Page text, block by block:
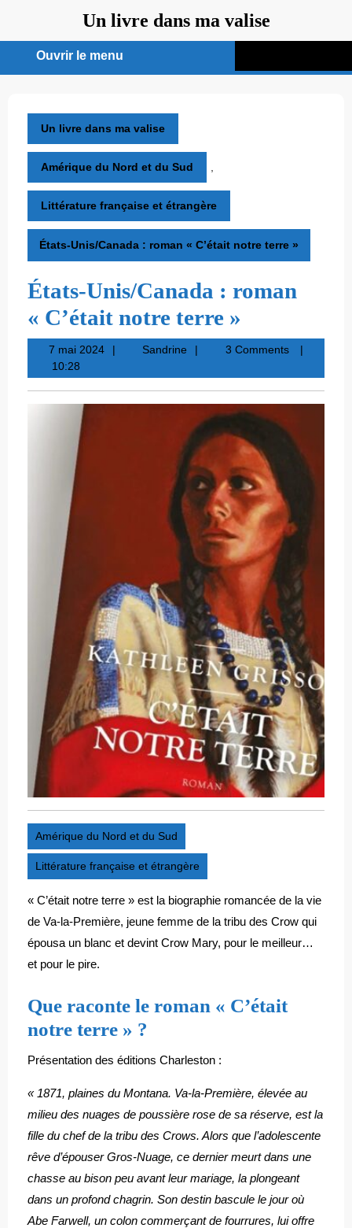
contenu
Un livre dans ma valise
Ouvrir le menu
menu
Un livre dans ma valise
Amérique du Nord et du Sud
Littérature française et étrangère
États-Unis/Canada : roman « C’était notre terre »
États-Unis/Canada : roman
« C’était notre terre »
7 mai 20247
2024
SandrineSandrine3 Comments
10:28
Amérique du Nord et du Sud
Littérature française et étrangère
« C’était notre terre » est la biographie romancée de la vie
de Va-la-Première, jeune femme de la tribu des Crow qui
épousa un blanc et devint Crow Mary, pour le meilleur…
et pour le pire.
Que raconte le roman « C’était
notre terre » ?
Présentation des éditions Charleston :
« 1871, plaines du Montana. Va-la-Première, élevée au
milieu des nuages de poussière rose de sa réserve, est la
fille du chef de la tribu des Crows. Alors que l’adolescente
rêve d’épouser Gros-Nuage, ce dernier meurt dans une
chasse au bison peu avant leur mariage, la plongeant
dans un profond chagrin. Son destin bascule le jour où
Abe Farwell, un colon commerçant de fourrures, lui offre